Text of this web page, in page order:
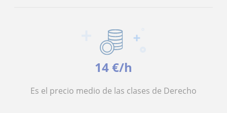
14 €/h
Es el precio medio de las clases de Derecho